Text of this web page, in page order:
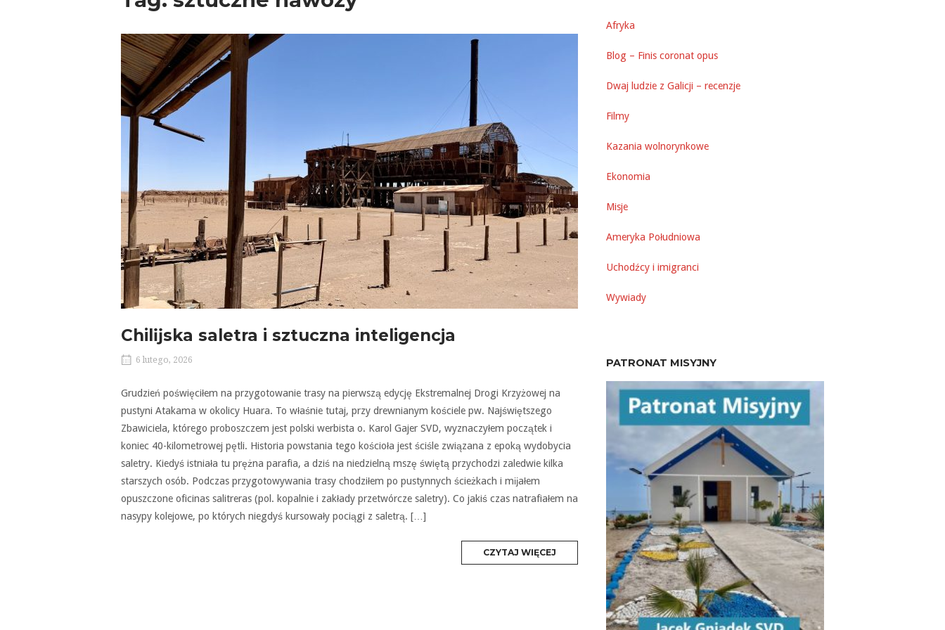
Chilĳska saletra i sztuczna inteligencja
6 lutego, 2026
Grudzień poświęciłem na przygotowanie trasy na pierwszą edycję Ekstremalnej Drogi Krzyżowej na
pustyni Atakama w okolicy Huara. To właśnie tutaj, przy drewnianym kościele pw. Najświętszego
Zbawiciela, którego proboszczem jest polski werbista o. Karol Gajer SVD, wyznaczyłem początek i
koniec 40-kilometrowej pętli. Historia powstania tego kościoła jest ściśle związana z epoką wydobycia
saletry. Kiedyś istniała tu prężna parafia, a dziś na niedzielną mszę świętą przychodzi zaledwie kilka
starszych osób. Podczas przygotowywania trasy chodziłem po pustynnych ścieżkach i mĳałem
opuszczone oficinas salitreras (pol. kopalnie i zakłady przetwórcze saletry). Co jakiś czas natrafiałem na
nasypy kolejowe, po których niegdyś kursowały pociągi z saletrą. […]
CZYTAJ WIĘCEJ
Afryka
Blog – Finis coronat opus
Dwaj ludzie z Galicji – recenzje
Filmy
Kazania wolnorynkowe
Ekonomia
Misje
Ameryka Południowa
Uchodźcy i imigranci
Wywiady
PATRONAT MISYJNY